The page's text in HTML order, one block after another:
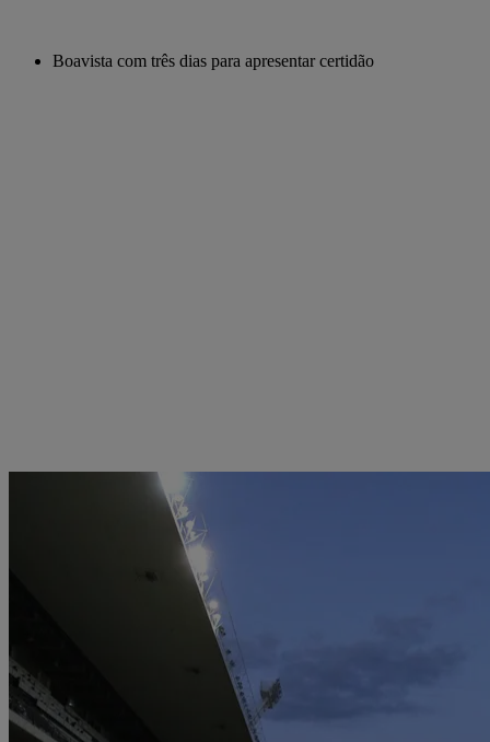
Boavista com três dias para apresentar certidão